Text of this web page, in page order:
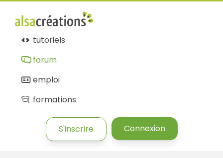
tutoriels
forum
emploi
formations
S'inscrire Connexion